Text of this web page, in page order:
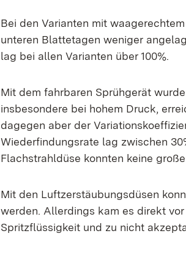
Bei den Varianten mit
unteren Blattetagen weniger
lag bei allen Varianten über 100%.
Mit dem fahrbaren Sprühgerät
insbesondere bei hohem Druck,
dagegen aber der
Wiederfindungsrate lag zwischen
Flachstrahldüse konnten keine
Mit den Luftzerstäubungsdüsen
werden. Allerdings kam es direkt
Spritzflüssigkeit und zu nicht